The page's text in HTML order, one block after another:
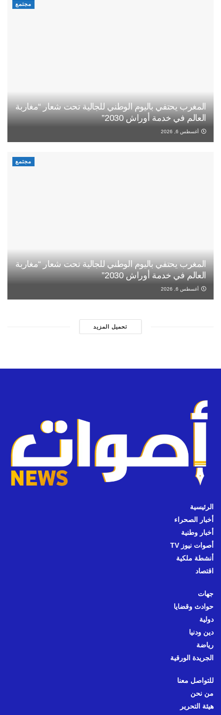
مجتمع
المغرب يحتفي باليوم الوطني للجالية تحت شعار “مغاربة
العالم في خدمة أوراش 2030”
أغسطس 6, 2026
مجتمع
المغرب يحتفي باليوم الوطني للجالية تحت شعار “مغاربة
العالم في خدمة أوراش 2030”
أغسطس 6, 2026
تحميل المزيد
الرئيسية
أخبار الصحراء
أخبار وطنية
أصوات نيوز TV
أنشطة ملكية
اقتصاد
جهات
حوادث وقضايا
دولية
دين ودنيا
رياضة
الجريدة الورقية
للتواصل معنا
من نحن
هيئة التحرير